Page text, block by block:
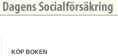
KÖP BOKEN